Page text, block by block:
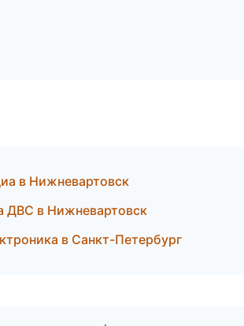
в Нижневартовск
ДВС в Нижневартовск
в Санкт-Петербург